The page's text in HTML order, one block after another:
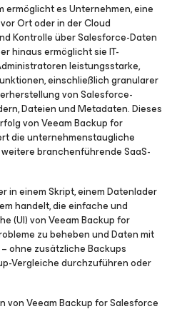
ermöglicht es Unternehmen, eine
Ort oder in der Cloud
Kontrolle über Salesforce-Daten
hinaus ermöglicht sie IT-
leistungsstarke,
einschließlich granularer
von Salesforce-
Dateien und Metadaten. Dieses
von Veeam Backupfor
die unternehmenstaugliche
branchenführende SaaS-
in einem Skript, einem Datenlader
handelt, die einfache und
(UI) von Veeam Backupfor
zu beheben und Daten mit
ohne zusätzliche Backups
Vergleiche durchzuführen oder
von Veeam Backupfor Salesforce